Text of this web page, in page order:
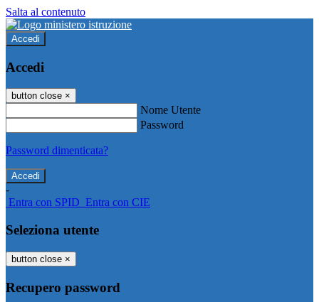
Salta al contenuto
Accedi
Accedi
button close ×
Nome Utente
Password
Password dimenticata?
-
Entra con SPID Entra con CIE
Seleziona utente
button close ×
Recupero password